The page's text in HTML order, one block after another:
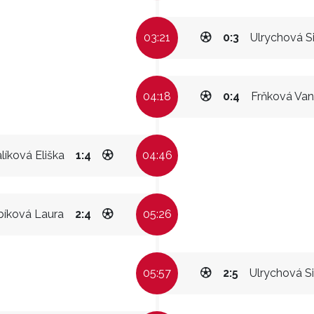
03:21 Ulrychová
0:3
04:18 Frňková
0:4
Eliška 1:4 04:46
Laura 2:4 05:26
05:57 Ulrychová
2:5